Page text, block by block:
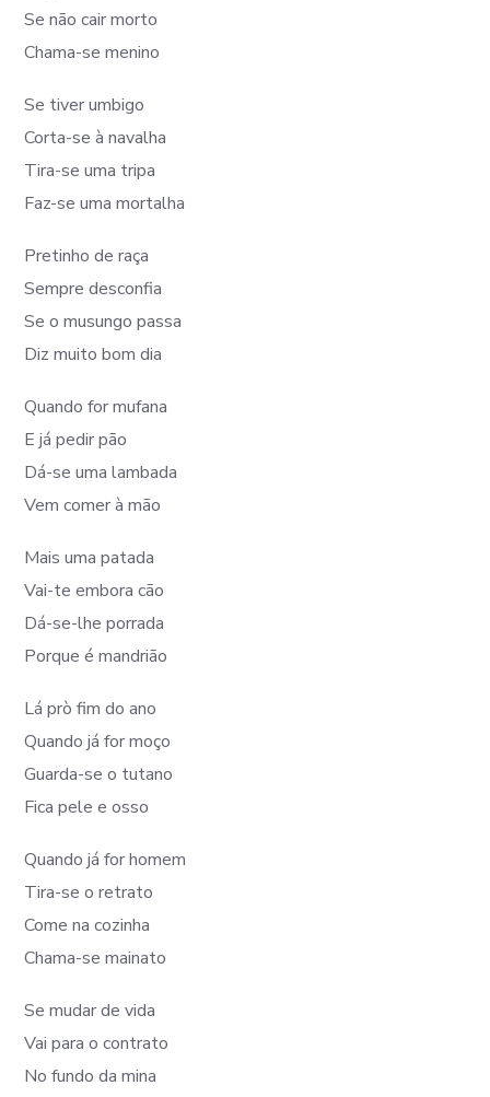
Se não cair morto
Chama-se menino
Se tiver umbigo
Corta-se à navalha
Tira-se uma tripa
Faz-se uma mortalha
Pretinho de raça
Sempre desconfia
Se o musungo passa
Diz muito bom dia
Quando for mufana
E já pedir pão
Dá-se uma lambada
Vem comer à mão
Mais uma patada
Vai-te embora cão
Dá-se-lhe porrada
Porque é mandrião
Lá prò fim do ano
Quando já for moço
Guarda-se o tutano
Fica pele e osso
Quando já for homem
Tira-se o retrato
Come na cozinha
Chama-se mainato
Se mudar de vida
Vai para o contrato
No fundo da mina